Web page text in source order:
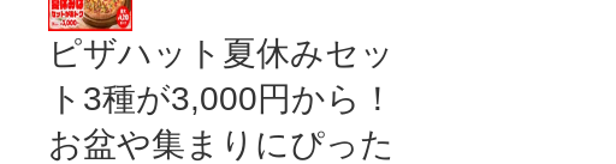
ピザハット夏休みセッ
ト3種が3,000円から！
お盆や集まりにぴった